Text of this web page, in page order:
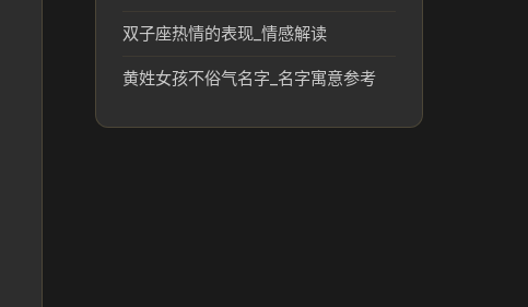
双子座热情的表现_情感解读
黄姓女孩不俗气名字_名字寓意参考